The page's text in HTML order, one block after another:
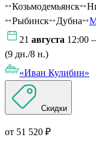
Козьмодемьянск
Рыбинск
Дубна
21 августа 12:00
(9 дн./8 н.)
«Иван Кулибин»
Скидки
от 51 520 ₽